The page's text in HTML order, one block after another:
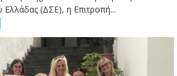
Ελλάδας (ΔΣΕ), η Επιτροπή...